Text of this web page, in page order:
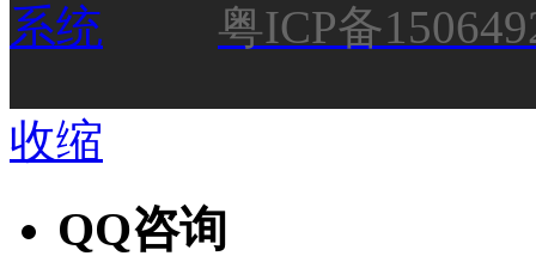
粤ICP备
收缩
QQ咨询